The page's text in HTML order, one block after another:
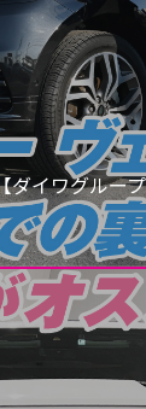
イワグルー